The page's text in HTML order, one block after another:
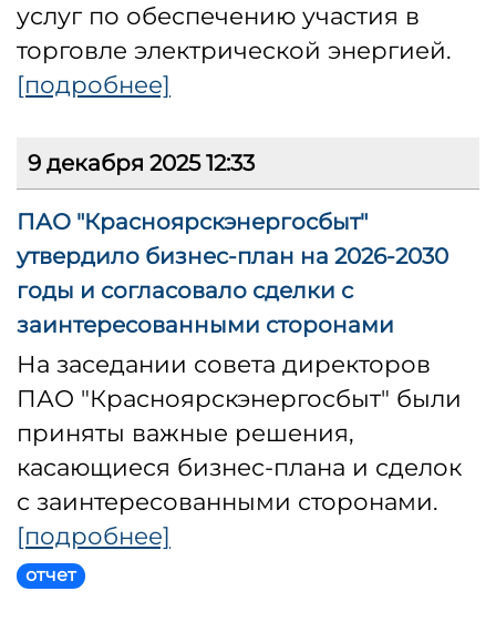
услуг по обеспечению участия в
торговле электрической энергией.
[подробнее]
9 декабря 2025 12:33
ПАО "Красноярскэнергосбыт"
утвердило бизнес-план на 2026-2030
годы и согласовало сделки с
заинтересованными сторонами
На заседании совета директоров
ПАО "Красноярскэнергосбыт" были
приняты важные решения,
касающиеся бизнес-плана и сделок
с заинтересованными сторонами.
[подробнее]
отчет